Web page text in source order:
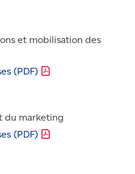
et mobilisation des
(PDF)
du marketing
(PDF)